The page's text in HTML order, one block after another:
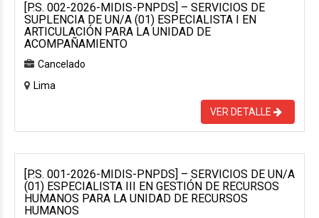
[P.S. 002-2026-MIDIS-PNPDS] – SERVICIOS DE
SUPLENCIA DE UN/A (01) ESPECIALISTA I EN
ARTICULACIÓN PARA LA UNIDAD DE
ACOMPAÑAMIENTO
Cancelado
Lima
VER DETALLE
[P.S. 001-2026-MIDIS-PNPDS] – SERVICIOS DE UN/A
(01) ESPECIALISTA III EN GESTIÓN DE RECURSOS
HUMANOS PARA LA UNIDAD DE RECURSOS
HUMANOS